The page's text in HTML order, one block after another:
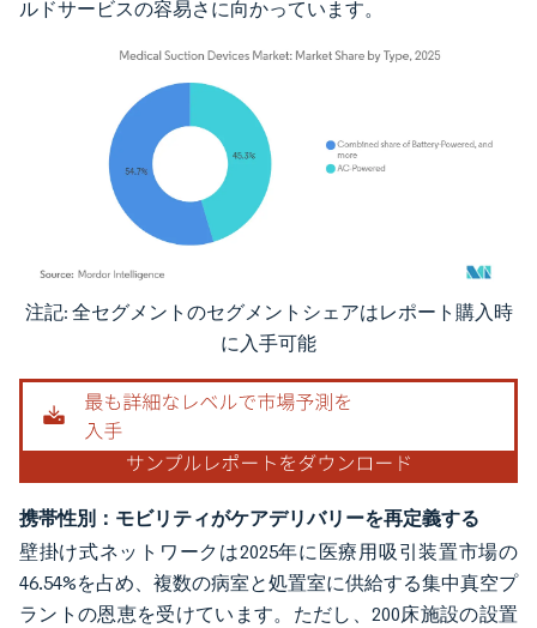
ルドサービスの容易さに向かっています。
画像 © Mordor Intelligence。再利用にはCC BY 4.0の表示が必要です。
注記: 全セグメントのセグメントシェアはレポート購入時
に入手可能
携帯性別：モビリティがケアデリバリーを再定義する
壁掛け式ネットワークは2025年に医療用吸引装置市場の
46.54%を占め、複数の病室と処置室に供給する集中真空プ
ラントの恩恵を受けています。ただし、200床施設の設置